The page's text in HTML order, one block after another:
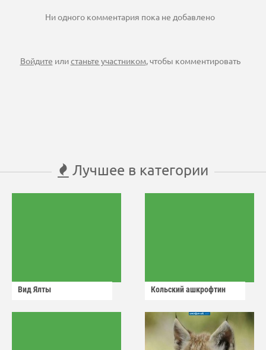
Ни одного комментария пока не добавлено
Войдите илистаньте участником, чтобы комментировать
Лучшее в категории
Вид Ялты Кольский ашкрофтин